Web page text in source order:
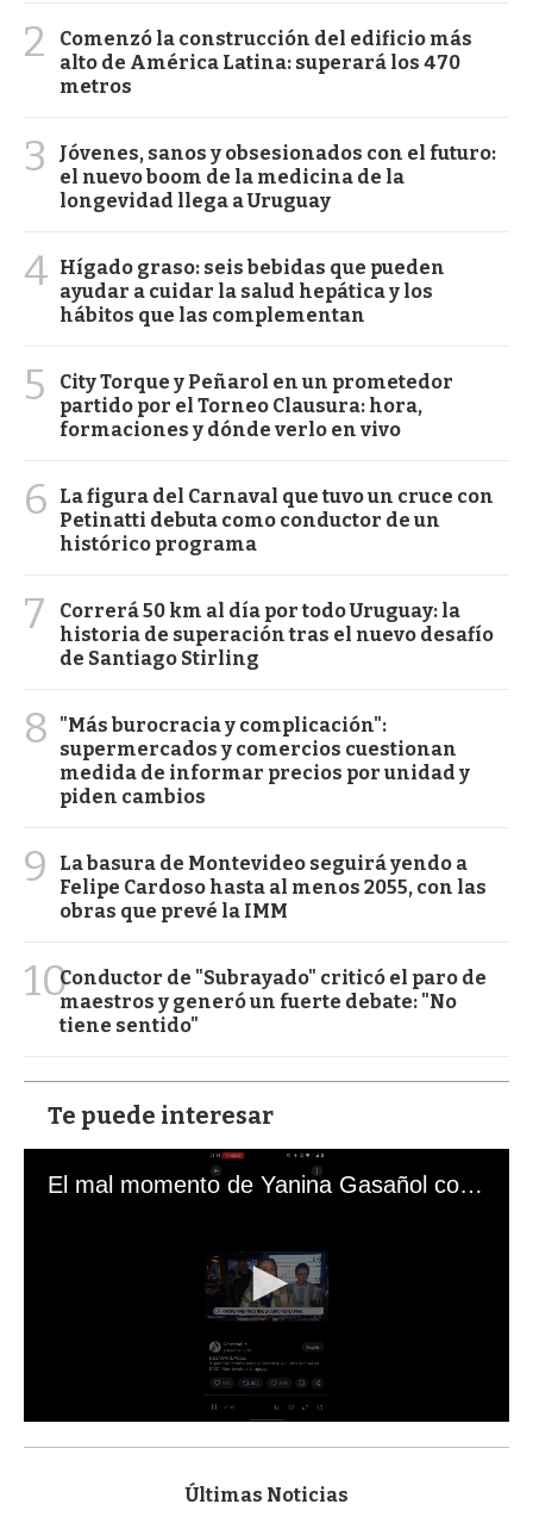
2
Comenzó la construcción del edificio más
alto de América Latina: superará los 470
metros
3
Jóvenes, sanos y obsesionados con el futuro:
el nuevo boom de la medicina de la
longevidad llega a Uruguay
4 Hígado graso: seis bebidas que pueden
ayudar a cuidar la salud hepática y los
hábitos que las complementan
5
City Torque y Peñarol en un prometedor
partido por el Torneo Clausura: hora,
formaciones y dónde verlo en vivo
6
La figura del Carnaval que tuvo un cruce con
Petinatti debuta como conductor de un
histórico programa
7
Correrá 50 km al día por todo Uruguay: la
historia de superación tras el nuevo desafío
de Santiago Stirling
8
"Más burocracia y complicación":
supermercados y comercios cuestionan
medida de informar precios por unidad y
piden cambios
9
La basura de Montevideo seguirá yendo a
Felipe Cardoso hasta al menos 2055, con las
obras que prevé la IMM
10Conductor de "Subrayado" criticó el paro de
maestros y generó un fuerte debate: "No
tiene sentido"
Te puede interesar
El mal momento de Yanina Gasañol con un hincha argentino en "Subrayado"
s
Últimas Noticias